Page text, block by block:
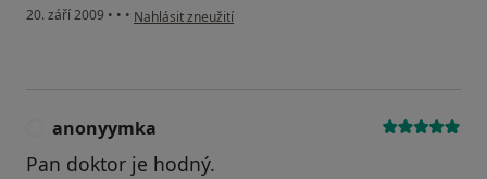
20. září 2009 • • • podle názoru uživatele Váš účet byl odstraněn
Nahlásit zneužití
anonyymka
Pan doktor je hodný.